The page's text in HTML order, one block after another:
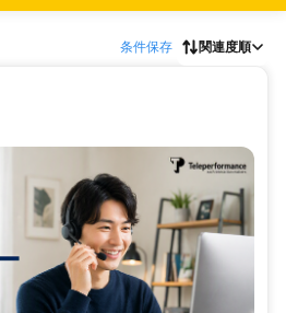
条件保存 関連度順